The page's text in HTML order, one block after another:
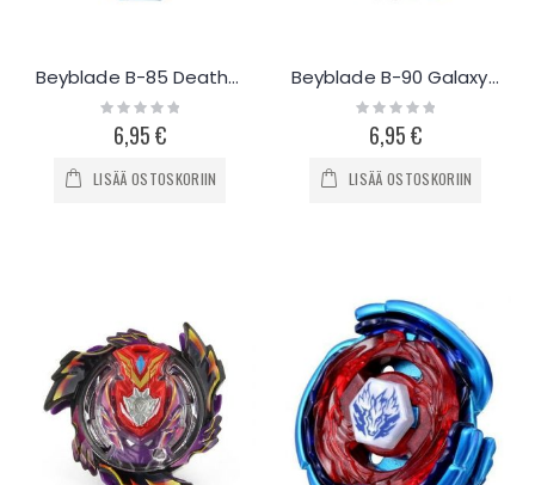
Beyblade B-85 Deathscyther
Rating:
0%6,95 €
LISÄÄ OSTOSKORIIN
Beyblade B-90 Galaxy Zeus
Rating:
0%6,95 €
LISÄÄ OSTOSKORIIN